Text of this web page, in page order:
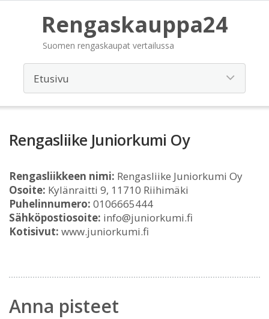
Rengaskauppa24
Suomen rengaskaupat vertailussa
Rengasliike Juniorkumi Oy
Rengasliikkeen nimi: Rengasliike Juniorkumi Oy
Osoite: Kylänraitti 9, 11710 Riihimäki
Puhelinnumero: 0106665444
Sähköpostiosoite: info@juniorkumi.fi
Kotisivut: www.juniorkumi.fi
Anna pisteet